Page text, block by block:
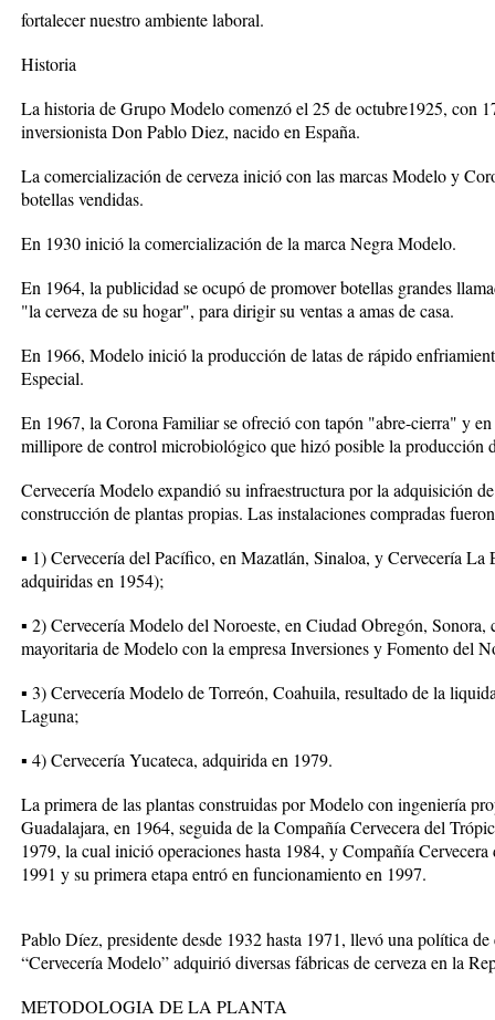
fortalecer nuestro ambiente laboral.
Historia
La historia de Grupo Modelo comenzó el 25 de octubre1925, con
inversionista Don Pablo Diez, nacido en España.
La comercialización de cerveza inició con las marcas Modelo y
botellas vendidas.
En 1930 inició la comercialización de la marca Negra Modelo.
En 1964, la publicidad se ocupó de promover botellas grandes
"la cerveza de su hogar", para dirigir su ventas a amas de casa.
En 1966, Modelo inició la producción de latas de rápido
Especial.
En 1967, la Corona Familiar se ofreció con tapón "abre-cierra" y
millipore de control microbiológico que hizó posible la producción
Cervecería Modelo expandió su infraestructura por la adquisición
construcción de plantas propias. Las instalaciones compradas
▪ 1) Cervecería del Pacífico, en Mazatlán, Sinaloa, y Cervecería La
adquiridas en 1954);
▪ 2) Cervecería Modelo del Noroeste, en Ciudad Obregón, Sonora,
mayoritaria de Modelo con la empresa Inversiones y Fomento del
▪ 3) Cervecería Modelo de Torreón, Coahuila, resultado de la
Laguna;
▪ 4) Cervecería Yucateca, adquirida en 1979.
La primera de las plantas construidas por Modelo con ingeniería
Guadalajara, en 1964, seguida de la Compañía Cervecera del
1979, la cual inició operaciones hasta 1984, y Compañía
1991 y su primera etapa entró en funcionamiento en 1997.
Pablo Díez, presidente desde 1932 hasta 1971, llevó una política
“Cervecería Modelo” adquirió diversas fábricas de cerveza en la
METODOLOGIA DE LA PLANTA